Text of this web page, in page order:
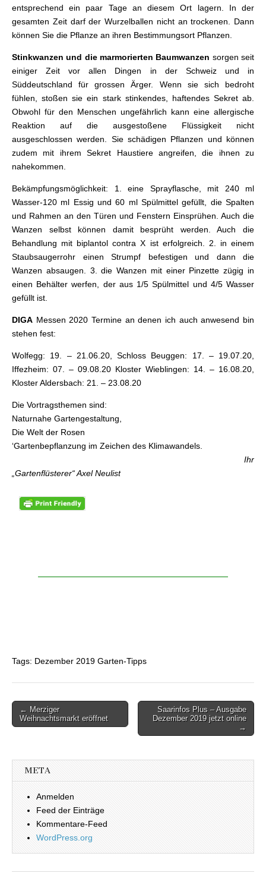
entsprechend ein paar Tage an diesem Ort lagern. In der
gesamten Zeit darf der Wurzelballen nicht an trockenen. Dann
können Sie die Pflanze an ihren Bestimmungsort Pflanzen.
Stinkwanzen und die marmorierten Baumwanzen sorgen seit
einiger Zeit vor allen Dingen in der Schweiz und in
Süddeutschland für grossen Ärger. Wenn sie sich bedroht
fühlen, stoßen sie ein stark stinkendes, haftendes Sekret ab.
Obwohl für den Menschen ungefährlich kann eine allergische
Reaktion auf die ausgestoßene Flüssigkeit nicht
ausgeschlossen werden. Sie schädigen Pflanzen und können
zudem mit ihrem Sekret Haustiere angreifen, die ihnen zu
nahekommen.
Bekämpfungsmöglichkeit: 1. eine Sprayflasche, mit 240 ml
Wasser-120 ml Essig und 60 ml Spülmittel gefüllt, die Spalten
und Rahmen an den Türen und Fenstern Einsprühen. Auch die
Wanzen selbst können damit besprüht werden. Auch die
Behandlung mit biplantol contra X ist erfolgreich. 2. in einem
Staubsaugerrohr einen Strumpf befestigen und dann die
Wanzen absaugen. 3. die Wanzen mit einer Pinzette zügig in
einen Behälter werfen, der aus 1/5 Spülmittel und 4/5 Wasser
gefüllt ist.
DIGA Messen 2020 Termine an denen ich auch anwesend bin
stehen fest:
Wolfegg: 19. – 21.06.20, Schloss Beuggen: 17. – 19.07.20,
Iffezheim: 07. – 09.08.20 Kloster Wieblingen: 14. – 16.08.20,
Kloster Aldersbach: 21. – 23.08.20
Die Vortragsthemen sind:
Naturnahe Gartengestaltung,
Die Welt der Rosen
‘Gartenbepflanzung im Zeichen des Klimawandels.
Ihr
„Gartenflüsterer“ Axel Neulist
Tags: Dezember 2019 Garten-Tipps
Beitragsnavigation
← Merziger
Weihnachtsmarkt eröffnet
Saarinfos Plus – Ausgabe
Dezember 2019 jetzt online
→
META
Anmelden
Feed der Einträge
Kommentare-Feed
WordPress.org